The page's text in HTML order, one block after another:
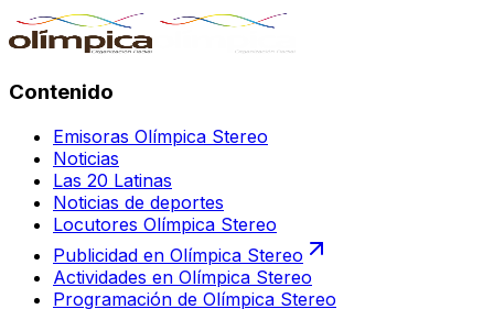
Contenido
Emisoras Olímpica Stereo
Noticias
Las 20 Latinas
Noticias de deportes
Locutores Olímpica Stereo
Publicidad en Olímpica Stereo
Actividades en Olímpica Stereo
Programación de Olímpica Stereo